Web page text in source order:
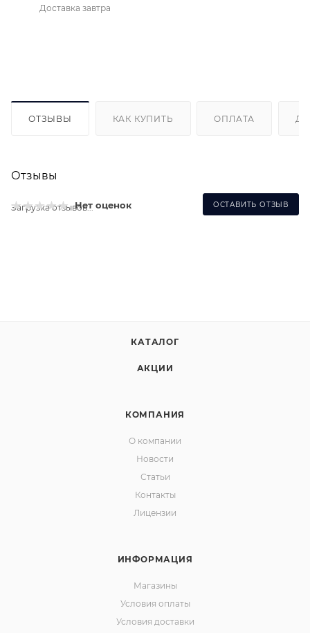
Доставка завтра
ОТЗЫВЫ КАК КУПИТЬ ОПЛАТА
Отзывы
Нет оценок ОСТАВИТЬ ОТЗЫВ
Загрузка отзывов...
КАТАЛОГ
АКЦИИ
КОМПАНИЯ
О компании
Новости
Статьи
Контакты
Лицензии
ИНФОРМАЦИЯ
Магазины
Условия оплаты
Условия доставки